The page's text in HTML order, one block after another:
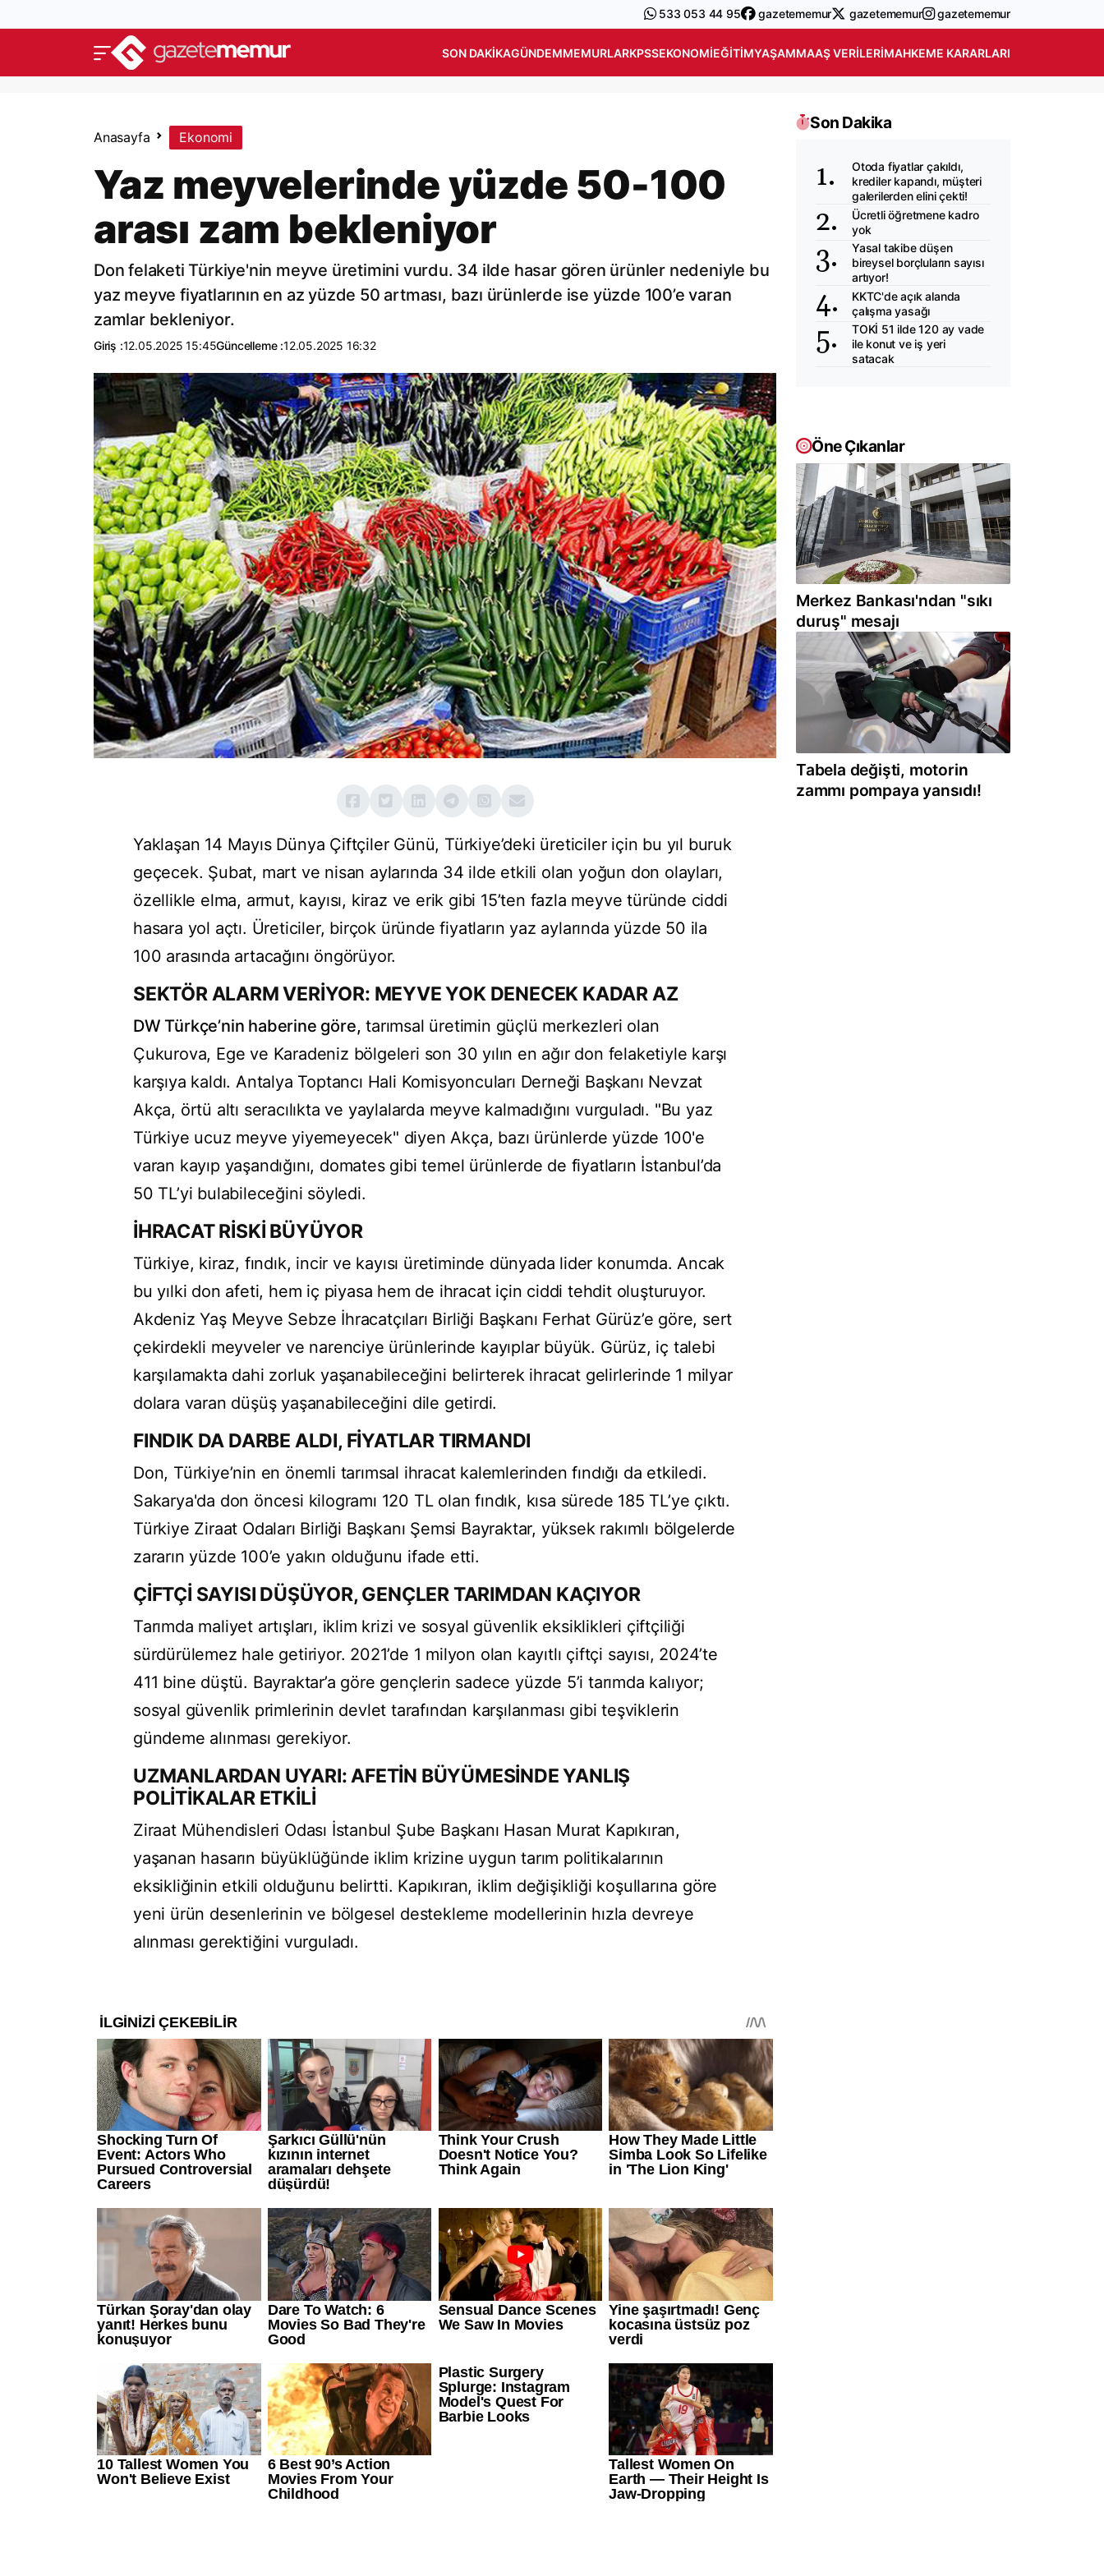
533 053 44 95 gazetememur gazetememur gazetememur
SON DAKIKAGÜNDEMMEMURLARKPSSEKONOMIEĞITIMYAŞAMMAAŞ VERILERIMAHKEME KARARLARI
Anasayfa Ekonomi
Yaz meyvelerinde yüzde 50-100
arası zam bekleniyor
Don felaketi Türkiye'nin meyve üretimini vurdu. 34 ilde hasar gören ürünler nedeniyle bu
yaz meyve fiyatlarının en az yüzde 50 artması, bazı ürünlerde ise yüzde 100’e varan
zamlar bekleniyor.
Giriş :12.05.2025 15:45Güncelleme :12.05.2025 16:32
Yaklaşan 14 Mayıs Dünya Çiftçiler Günü, Türkiye’deki üreticiler için bu yıl buruk
geçecek. Şubat, mart ve nisan aylarında 34 ilde etkili olan yoğun don olayları,
özellikle elma, armut, kayısı, kiraz ve erik gibi 15’ten fazla meyve türünde ciddi
hasara yol açtı. Üreticiler, birçok üründe fiyatların yaz aylarında yüzde 50 ila
100 arasında artacağını öngörüyor.
SEKTÖR ALARM VERİYOR: MEYVE YOK DENECEK KADAR AZ
DW Türkçe’nin haberine göre, tarımsal üretimin güçlü merkezleri olan
Çukurova, Ege ve Karadeniz bölgeleri son 30 yılın en ağır don felaketiyle karşı
karşıya kaldı. Antalya Toptancı Hali Komisyoncuları Derneği Başkanı Nevzat
Akça, örtü altı seracılıkta ve yaylalarda meyve kalmadığını vurguladı. "Bu yaz
Türkiye ucuz meyve yiyemeyecek" diyen Akça, bazı ürünlerde yüzde 100'e
varan kayıp yaşandığını, domates gibi temel ürünlerde de fiyatların İstanbul’da
50 TL’yi bulabileceğini söyledi.
İHRACAT RİSKİ BÜYÜYOR
Türkiye, kiraz, fındık, incir ve kayısı üretiminde dünyada lider konumda. Ancak
bu yılki don afeti, hem iç piyasa hem de ihracat için ciddi tehdit oluşturuyor.
Akdeniz Yaş Meyve Sebze İhracatçıları Birliği Başkanı Ferhat Gürüz’e göre, sert
çekirdekli meyveler ve narenciye ürünlerinde kayıplar büyük. Gürüz, iç talebi
karşılamakta dahi zorluk yaşanabileceğini belirterek ihracat gelirlerinde 1 milyar
dolara varan düşüş yaşanabileceğini dile getirdi.
FINDIK DA DARBE ALDI, FİYATLAR TIRMANDI
Don, Türkiye’nin en önemli tarımsal ihracat kalemlerinden fındığı da etkiledi.
Sakarya'da don öncesi kilogramı 120 TL olan fındık, kısa sürede 185 TL’ye çıktı.
Türkiye Ziraat Odaları Birliği Başkanı Şemsi Bayraktar, yüksek rakımlı bölgelerde
zararın yüzde 100’e yakın olduğunu ifade etti.
ÇİFTÇİ SAYISI DÜŞÜYOR, GENÇLER TARIMDAN KAÇIYOR
Tarımda maliyet artışları, iklim krizi ve sosyal güvenlik eksiklikleri çiftçiliği
sürdürülemez hale getiriyor. 2021’de 1 milyon olan kayıtlı çiftçi sayısı, 2024’te
411 bine düştü. Bayraktar’a göre gençlerin sadece yüzde 5’i tarımda kalıyor;
sosyal güvenlik primlerinin devlet tarafından karşılanması gibi teşviklerin
gündeme alınması gerekiyor.
UZMANLARDAN UYARI: AFETİN BÜYÜMESİNDE YANLIŞ
POLİTİKALAR ETKİLİ
Ziraat Mühendisleri Odası İstanbul Şube Başkanı Hasan Murat Kapıkıran,
yaşanan hasarın büyüklüğünde iklim krizine uygun tarım politikalarının
eksikliğinin etkili olduğunu belirtti. Kapıkıran, iklim değişikliği koşullarına göre
yeni ürün desenlerinin ve bölgesel destekleme modellerinin hızla devreye
alınması gerektiğini vurguladı.
Son Dakika
Otoda fiyatlar çakıldı,
krediler kapandı, müşteri
galerilerden elini çekti!
Ücretli öğretmene kadro
yok
Yasal takibe düşen
bireysel borçluların sayısı
artıyor!
KKTC'de açık alanda
çalışma yasağı
TOKİ 51 ilde 120 ay vade
ile konut ve iş yeri
satacak
Öne Çıkanlar
Merkez Bankası'ndan "sıkı
duruş" mesajı
Tabela değişti, motorin
zammı pompaya yansıdı!